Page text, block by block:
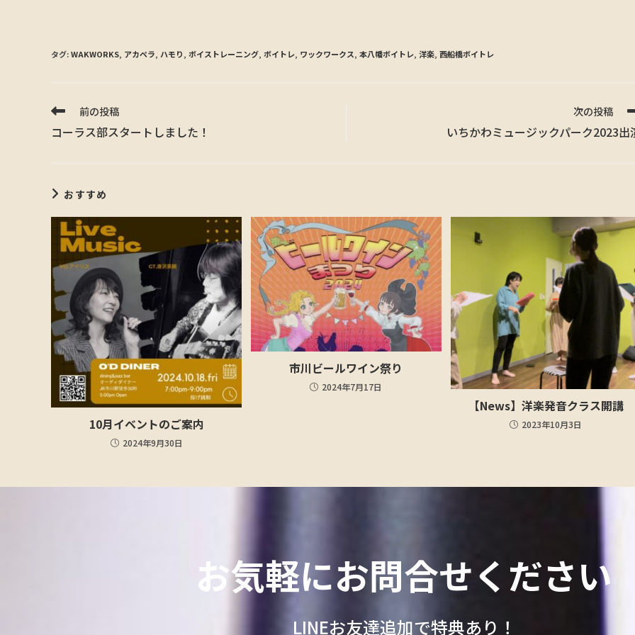
タグ:WAKWORKS, アカペラ, ハモり, ボイストレーニング, ボイトレ, ワックワークス, 本八幡ボイトレ, 洋楽, 西船橋ボイトレ
前の投稿
コーラス部スタートしました！
次の投稿
いちかわミュージックパーク2023出
おすすめ
10月イベントのご案内
2024年9月30日
市川ビールワイン祭り
2024年7月17日
【News】洋楽発音クラス開講
2023年10月3日
お気軽にお問合せください
LINEお友達追加で特典あり！